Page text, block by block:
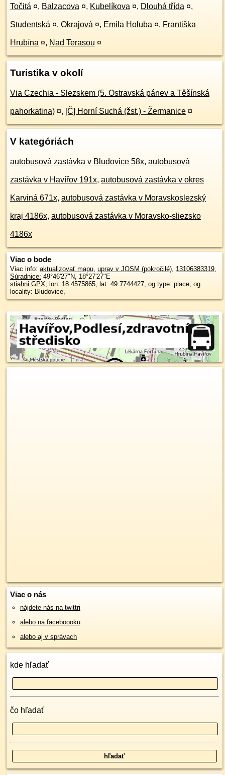
Točitá ¤, Balzacova ¤, Kubelíkova ¤, Dlouhá třída ¤,
Studentská ¤, Okrajová ¤, Emila Holuba ¤, Františka
Hrubína ¤, Nad Terasou ¤
Turistika v okolí
Via Czechia - Slezskem (5. Ostravská pánev a Těšínská
pahorkatina) ¤, [Č] Horní Suchá (žst.) - Žermanice ¤
V kategóriách
autobusová zastávka v Bludovice 58x, autobusová
zastávka v Havířov 191x, autobusová zastávka v okres
Karviná 671x, autobusová zastávka v Moravskoslezský
kraj 4186x, autobusová zastávka v Moravsko-sliezsko
4186x
Viac o bode
Viac info: aktualizovať mapu, uprav v JOSM (pokročilé), 13106383319,
Súradnice: 49°46'27"N, 18°27'27"E
stiahni GPX, lon: 18.4575865, lat: 49.7744427, og type: place, og
locality: Bludovice,
Viac o nás
nájdete nás na twittri
alebo na faceboooku
alebo aj v správach
kde hľadať
čo hľadať